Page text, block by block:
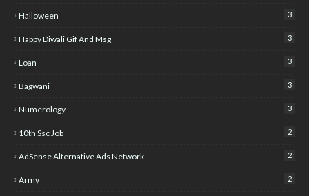
Halloween 3
Happy Diwali Gif And Msg 3
Loan 3
Bagwani 3
Numerology 3
10th Ssc Job 2
AdSense Alternative Ads Network 2
Army 2